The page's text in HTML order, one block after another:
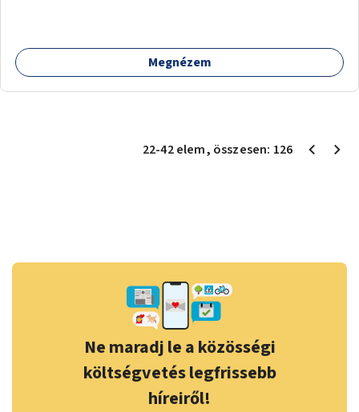
szervezetek programjainak is. Az üzemeltető pályázat
útján lesz kiválasztva.
Megnézem
22-42elem, összesen: 126
Ne maradj le a közösségi
költségvetés legfrissebb
híreiről!